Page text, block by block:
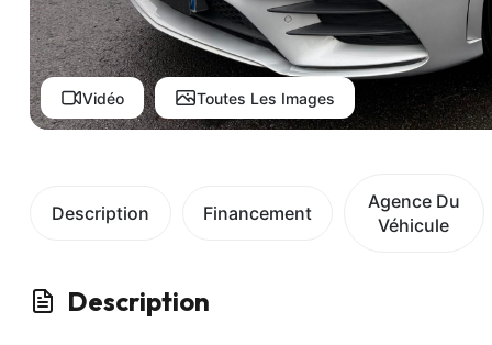
Vidéo Toutes Les Images
Description Financement
Agence Du
Véhicule
Description